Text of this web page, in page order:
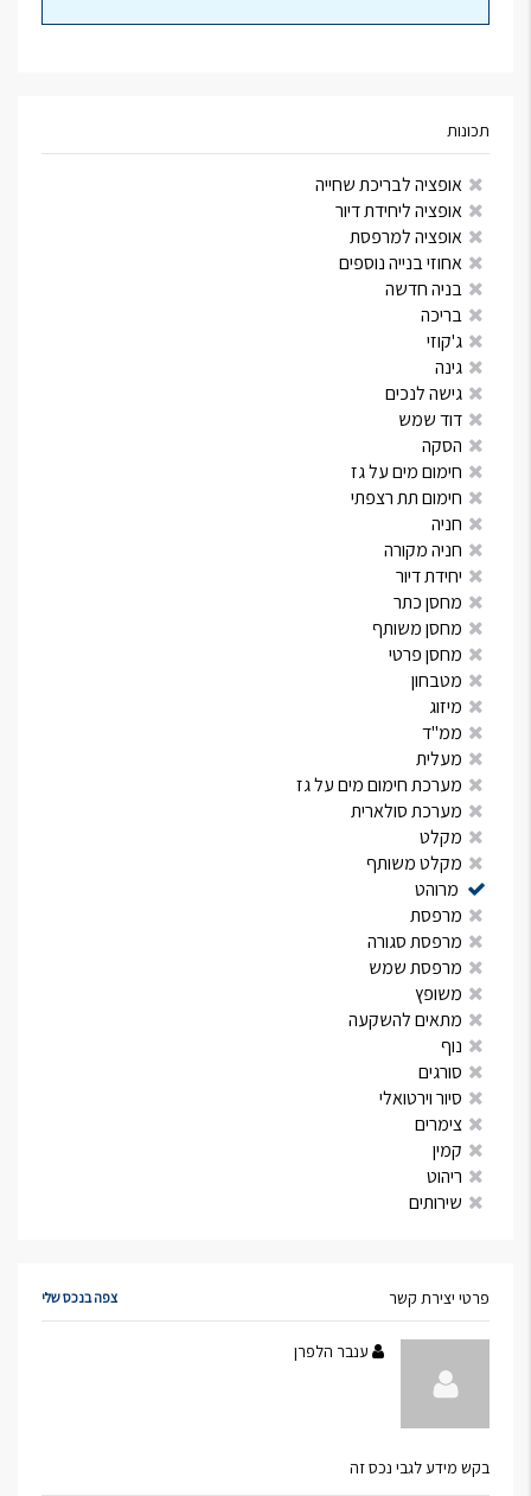
תכונות
אופציה לבריכת שחייה
אופציה ליחידת דיור
אופציה למרפסת
אחוזי בנייה נוספים
בניה חדשה
בריכה
ג'קוזי
גינה
גישה לנכים
דוד שמש
הסקה
חימום מים על גז
חימום תת רצפתי
חניה
חניה מקורה
יחידת דיור
מחסן כתר
מחסן משותף
מחסן פרטי
מטבחון
מיזוג
ממ"ד
מעלית
מערכת חימום מים על גז
מערכת סולארית
מקלט
מקלט משותף
מרוהט
מרפסת
מרפסת סגורה
מרפסת שמש
משופץ
מתאים להשקעה
נוף
סורגים
סיור וירטואלי
צימרים
קמין
ריהוט
שירותים
פרטי יצירת קשר צפה בנכס שלי
ענבר הלפרן
בקש מידע לגבי נכס זה